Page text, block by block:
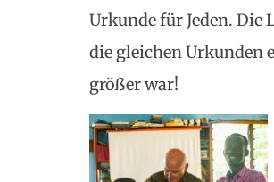
Urkunde für Jeden.
die gleichen Urkunden
größer war!